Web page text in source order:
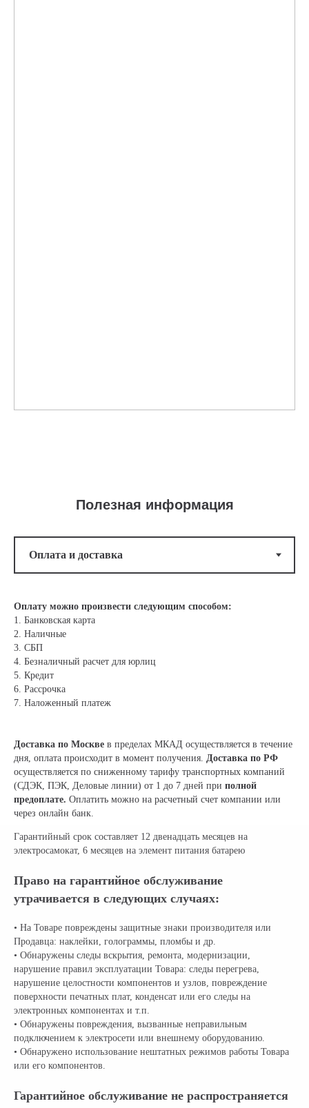
Полезная информация
Оплату можно произвести следующим способом:
1. Банковская карта
2. Наличные
3. СБП
4. Безналичный расчет для юрлиц
5. Кредит
6. Рассрочка
7. Наложенный платеж
Доставка по Москве в пределах МКАД осуществляется в течение
дня, оплата происходит в момент получения. Доставка по РФ
осуществляется по сниженному тарифу транспортных компаний
(СДЭК, ПЭК, Деловые линии) от 1 до 7 дней при полной
предоплате. Оплатить можно на расчетный счет компании или
через онлайн банк.
Гарантийный срок составляет 12 двенадцать месяцев на
электросамокат, 6 месяцев на элемент питания батарею
Право на гарантийное обслуживание
утрачивается в следующих случаях:
• На Товаре повреждены защитные знаки производителя или
Продавца: наклейки, голограммы, пломбы и др.
• Обнаружены следы вскрытия, ремонта, модернизации,
нарушение правил эксплуатации Товара: следы перегрева,
нарушение целостности компонентов и узлов, повреждение
поверхности печатных плат, конденсат или его следы на
электронных компонентах и т.п.
• Обнаружены повреждения, вызванные неправильным
подключением к электросети или внешнему оборудованию.
• Обнаружено использование нештатных режимов работы Товара
или его компонентов.
Гарантийное обслуживание не распространяется